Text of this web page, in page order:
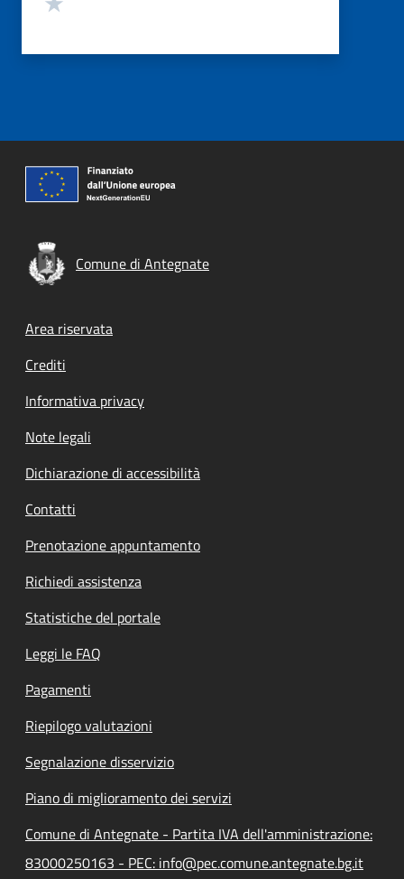
Comune di Antegnate
Footer menu
Area riservata
Crediti
Informativa privacy
Note legali
Dichiarazione di accessibilità
Contatti
Prenotazione appuntamento
Richiedi assistenza
Statistiche del portale
Leggi le FAQ
Pagamenti
Riepilogo valutazioni
Segnalazione disservizio
Piano di miglioramento dei servizi
Comune di Antegnate - Partita IVA dell'amministrazione:
83000250163 - PEC: info@pec.comune.antegnate.bg.it